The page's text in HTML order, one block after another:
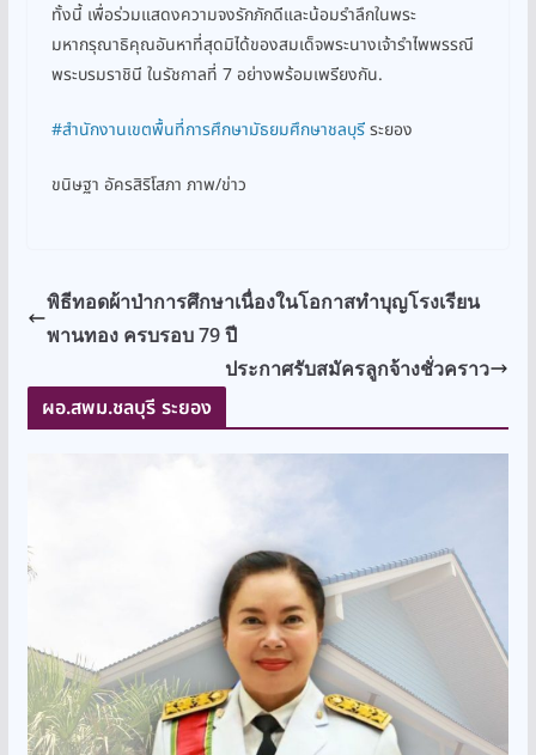
ทั้งนี้ เพื่อร่วมแสดงความจงรักภักดีและน้อมรำลึกในพระ
มหากรุณาธิคุณอันหาที่สุดมิได้ของสมเด็จพระนางเจ้ารำไพพรรณี
พระบรมราชินี ในรัชกาลที่ 7 อย่างพร้อมเพรียงกัน.
#สำนักงานเขตพื้นที่การศึกษามัธยมศึกษาชลบุรีระยอง
ขนิษฐา อัครสิริโสภา ภาพ/ข่าว
พิธีทอดผ้าป่าการศึกษาเนื่องในโอกาสทำบุญโรงเรียน
พานทอง ครบรอบ 79 ปี
ประกาศรับสมัครลูกจ้างชั่วคราว
ผอ.สพม.ชลบุรี ระยอง